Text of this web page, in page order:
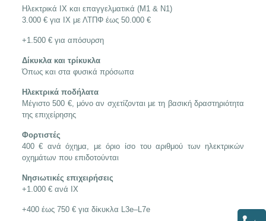
Ηλεκτρικά ΙΧ και επαγγελματικά (Μ1 & Ν1)
3.000 € για ΙΧ με ΛΤΠΦ έως 50.000 €
+1.500 € για απόσυρση
Δίκυκλα και τρίκυκλα
Όπως και στα φυσικά πρόσωπα
Ηλεκτρικά ποδήλατα
Μέγιστο 500 €, μόνο αν σχετίζονται με τη βασική δραστηριότητα
της επιχείρησης
Φορτιστές
400 € ανά όχημα, με όριο ίσο του αριθμού των ηλεκτρικών
οχημάτων που επιδοτούνται
Νησιωτικές επιχειρήσεις
+1.000 € ανά ΙΧ
+400 έως 750 € για δίκυκλα L3e–L7e